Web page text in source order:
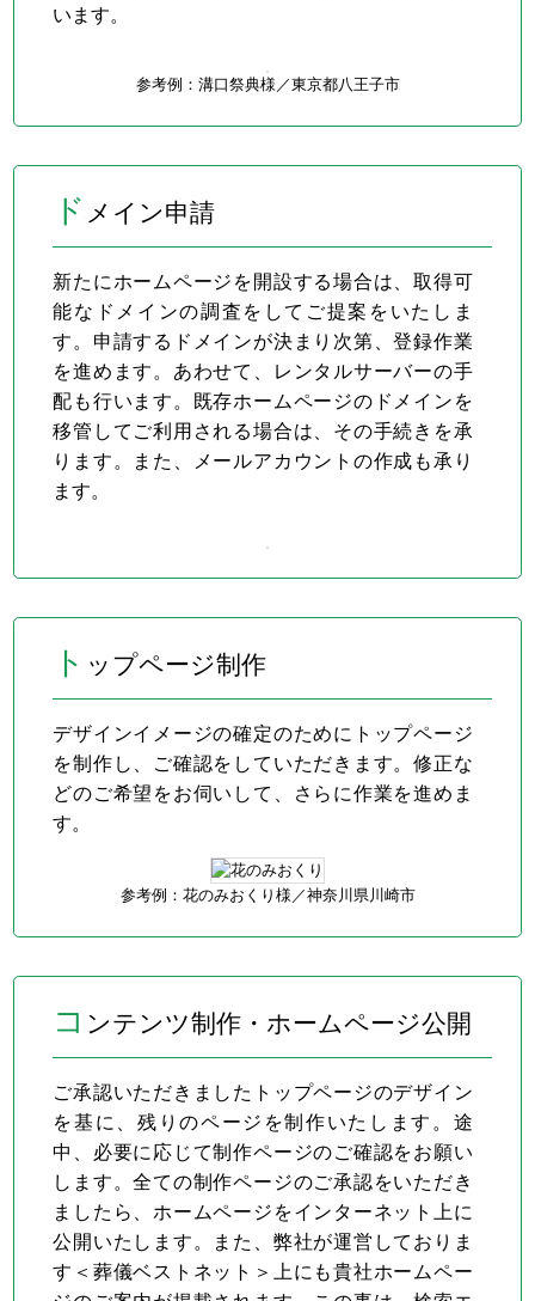
います。
参考例：溝口祭典様／東京都八王子市
ド メイン申請
新たにホームページを開設する場合は、取得可
能なドメインの調査をしてご提案をいたしま
す。申請するドメインが決まり次第、登録作業
を進めます。あわせて、レンタルサーバーの手
配も行います。既存ホームページのドメインを
移管してご利用される場合は、その手続きを承
ります。また、メールアカウントの作成も承り
ます。
ト ップページ制作
デザインイメージの確定のためにトップページ
を制作し、ご確認をしていただきます。修正な
どのご希望をお伺いして、さらに作業を進めま
す。
参考例：花のみおくり様／神奈川県川崎市
コ ンテンツ制作・ホームページ公開
ご承認いただきましたトップページのデザイン
を基に、残りのページを制作いたします。途
中、必要に応じて制作ページのご確認をお願い
します。全ての制作ページのご承認をいただき
ましたら、ホームページをインターネット上に
公開いたします。また、弊社が運営しておりま
す＜葬儀ベストネット＞上にも貴社ホームペー